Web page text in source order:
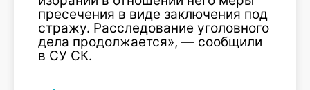
пресечения в виде заключения под
стражу. Расследование уголовного
дела продолжается», — сообщили
в СУ СК.